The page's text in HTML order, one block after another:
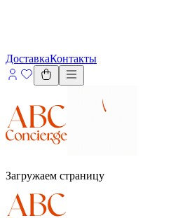
ДоставкаКонтакты
Загружаем страницу